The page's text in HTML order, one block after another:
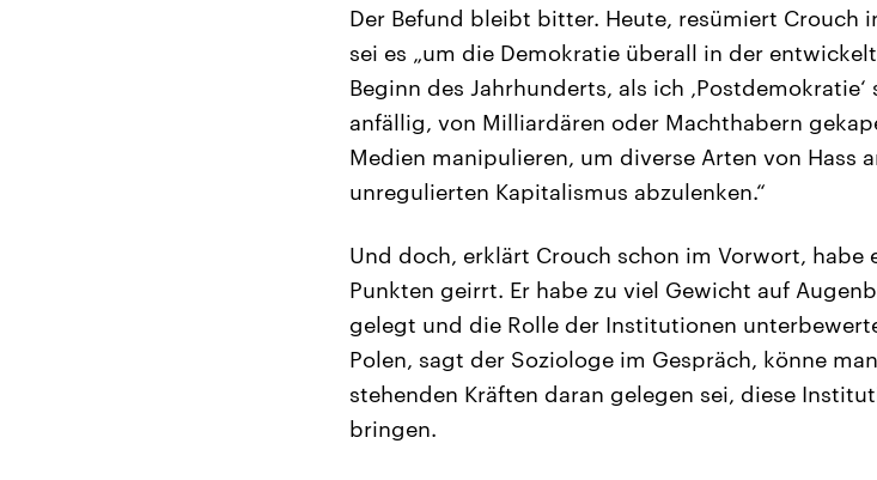
Der Befund bleibt bitter. Heute, resümiert Crouch
sei es „um die Demokratie überall in der
Beginn des Jahrhunderts, als ich
anfällig, von Milliardären oder Machthabern
Medien manipulieren, um diverse Arten von Hass
unregulierten Kapitalismus abzulenken.“
Und doch, erklärt Crouch schon im Vorwort, habe
Punkten geirrt. Er habe zu viel Gewicht auf
gelegt und die Rolle der Institutionen
Polen, sagt der Soziologe im Gespräch, könne
stehenden Kräften daran gelegen sei, diese
bringen.